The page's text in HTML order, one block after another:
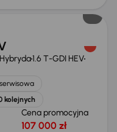
1.6 T-GDI HEV
kolejnych
Cena promocyjna
107 000 zł